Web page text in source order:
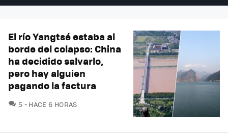
El río Yangtsé estaba al
borde del colapso: China
ha decidido salvarlo,
pero hay alguien
pagando la factura
5 COMENTARIOS
HACE 6 HORAS